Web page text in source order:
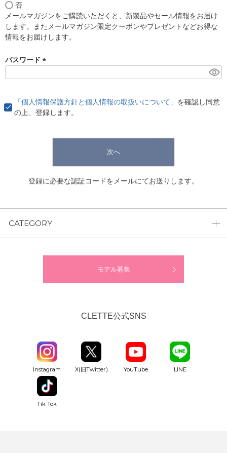
須
)
否
メールマガジンをご購読いただくと、新製品やセール情報をお届け
します。またメールマガジン限定クーポンやプレゼントなどお得な
情報をお届けします。
パスワード
)
「個人情報保護方針と個人情報の取扱いについて」 を確認し同意
の上、登録します。
次へ
登録に必要な認証コードをメールにてお送りします。
CATEGORY
モデル募集
CLETTE公式SNS
Instagram X(旧Twitter) YouTube LINE
Tik Tok